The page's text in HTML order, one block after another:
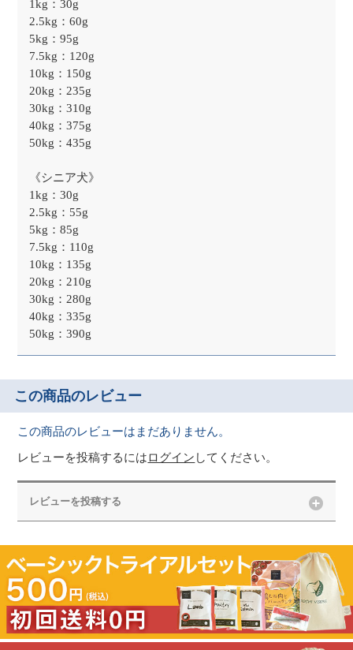
1kg：30g
2.5kg：60g
5kg：95g
7.5kg：120g
10kg：150g
20kg：235g
30kg：310g
40kg：375g
50kg：435g
《シニア犬》
1kg：30g
2.5kg：55g
5kg：85g
7.5kg：110g
10kg：135g
20kg：210g
30kg：280g
40kg：335g
50kg：390g
この商品のレビュー
この商品のレビューはまだありません。
レビューを投稿するにはログイン してください。
レビューを投稿する